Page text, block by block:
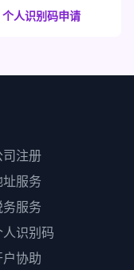
个人识别码申请
司注册
服务
服务
识别码
协助